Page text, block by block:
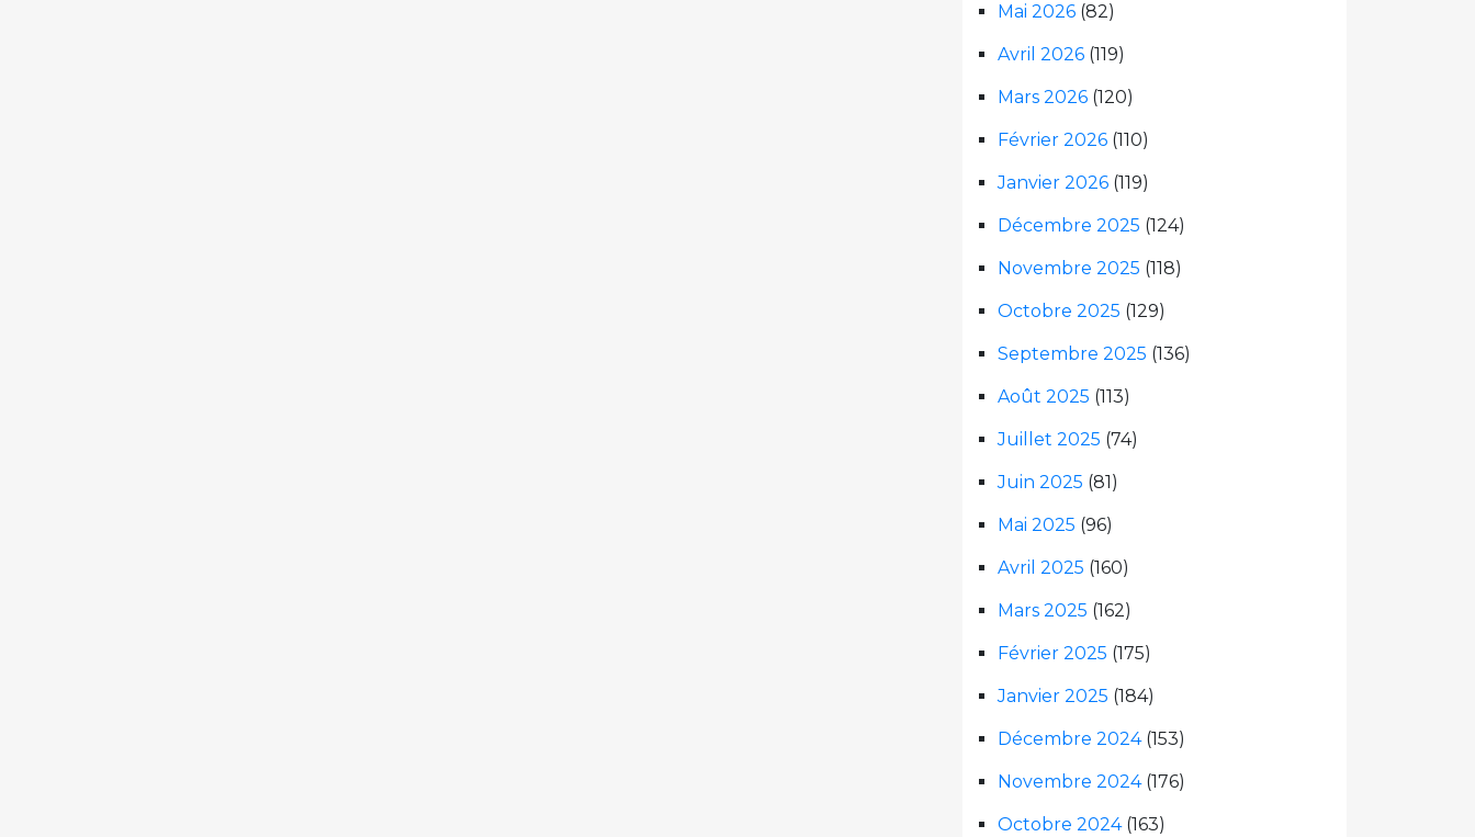
Mai 2026 (82)
Avril 2026 (119)
Mars 2026 (120)
Février 2026 (110)
Janvier 2026 (119)
Décembre 2025 (124)
Novembre 2025 (118)
Octobre 2025 (129)
Septembre 2025 (136)
Août 2025 (113)
Juillet 2025 (74)
Juin 2025 (81)
Mai 2025 (96)
Avril 2025 (160)
Mars 2025 (162)
Février 2025 (175)
Janvier 2025 (184)
Décembre 2024(153)
Novembre 2024(176)
Octobre 2024(163)